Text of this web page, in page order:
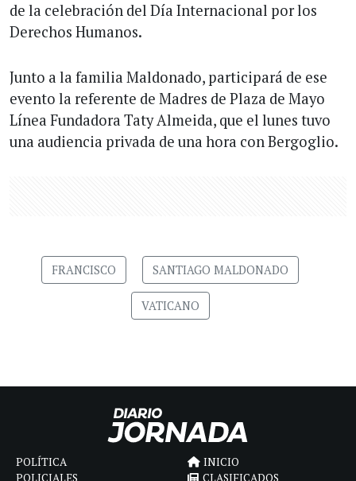
de la celebración del Día Internacional por los
Derechos Humanos.
Junto a la familia Maldonado, participará de ese
evento la referente de Madres de Plaza de Mayo
Línea Fundadora Taty Almeida, que el lunes tuvo
una audiencia privada de una hora con Bergoglio.
FRANCISCO SANTIAGO MALDONADO
VATICANO
POLÍTICA
POLICIALES
INICIO
CLASIFICADOS